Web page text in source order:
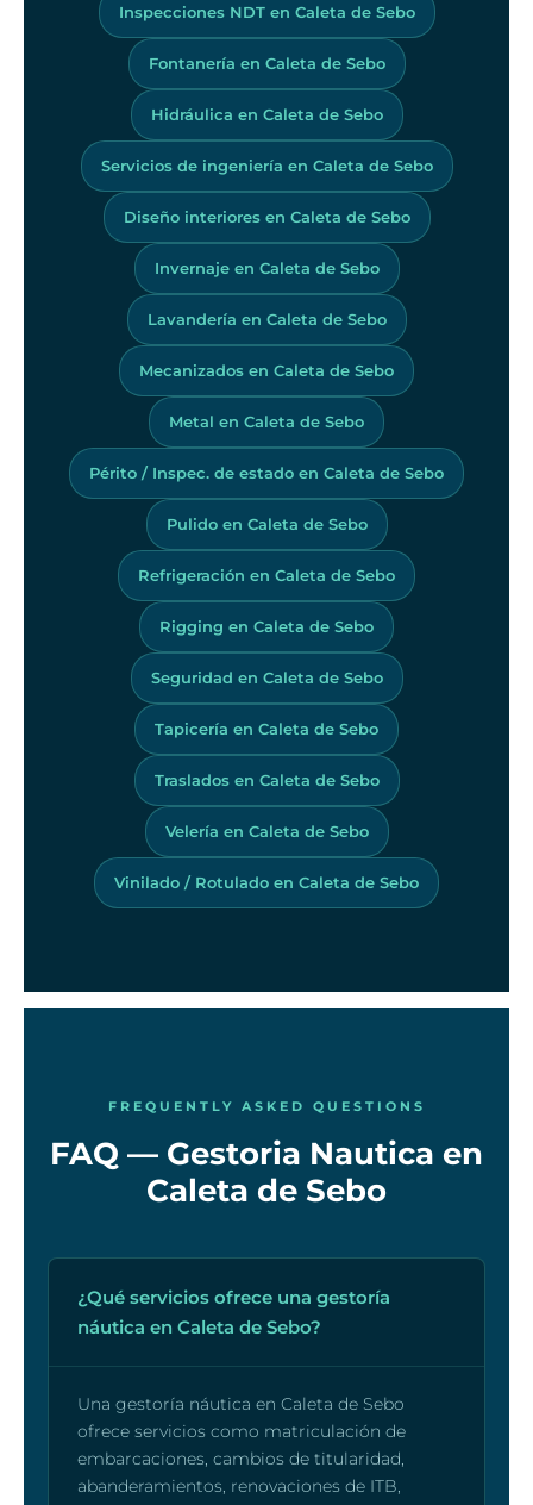
Inspecciones NDT en Caleta de Sebo
Fontanería en Caleta de Sebo
Hidráulica en Caleta de Sebo
Servicios de ingeniería en Caleta de Sebo
Diseño interiores en Caleta de Sebo
Invernaje en Caleta de Sebo
Lavandería en Caleta de Sebo
Mecanizados en Caleta de Sebo
Metal en Caleta de Sebo
Périto / Inspec. de estado en Caleta de Sebo
Pulido en Caleta de Sebo
Refrigeración en Caleta de Sebo
Rigging en Caleta de Sebo
Seguridad en Caleta de Sebo
Tapicería en Caleta de Sebo
Traslados en Caleta de Sebo
Velería en Caleta de Sebo
Vinilado / Rotulado en Caleta de Sebo
FREQUENTLY ASKED QUESTIONS
FAQ — Gestoria Nautica en
Caleta de Sebo
¿Qué servicios ofrece una gestoría
náutica en Caleta de Sebo?
Una gestoría náutica en Caleta de Sebo
ofrece servicios como matriculación de
embarcaciones, cambios de titularidad,
abanderamientos, renovaciones de ITB,